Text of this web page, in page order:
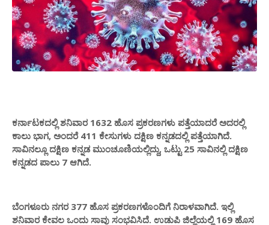
ಕರ್ನಾಟಕದಲ್ಲಿ ಶನಿವಾರ 1632 ಹೊಸ ಪ್ರಕರಣಗಳು ಪತ್ತೆಯಾದರೆ ಅದರಲ್ಲಿ
ಕಾಲು ಭಾಗ, ಅಂದರೆ 411 ಕೇಸುಗಳು ದಕ್ಷಿಣ ಕನ್ನಡದಲ್ಲಿ ಪತ್ತೆಯಾಗಿದೆ.
ಸಾವಿನಲ್ಲೂ ದಕ್ಷಿಣ ಕನ್ನಡ ಮುಂಚೂಣಿಯಲ್ಲಿದ್ದು, ಒಟ್ಟು 25 ಸಾವಿನಲ್ಲಿ ದಕ್ಷಿಣ
ಕನ್ನಡದ ಪಾಲು 7 ಆಗಿದೆ.
ಬೆಂಗಳೂರು ನಗರ 377 ಹೊಸ ಪ್ರಕರಣಗಳೊಂದಿಗೆ ನಿರಾಳವಾಗಿದೆ. ಇಲ್ಲಿ
ಶನಿವಾರ ಕೇವಲ ಒಂದು ಸಾವು ಸಂಭವಿಸಿದೆ. ಉಡುಪಿ ಜಿಲ್ಲೆಯಲ್ಲಿ 169 ಹೊಸ